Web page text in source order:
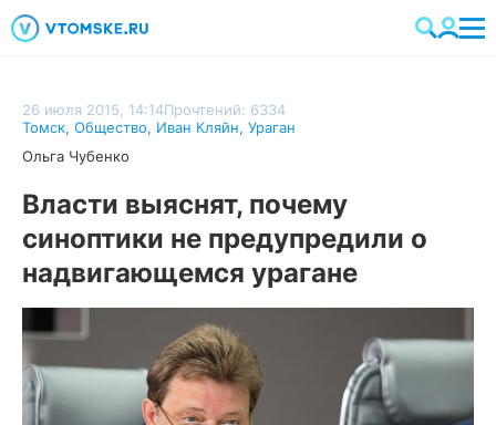
26 июля 2015, 14:14Прочтений: 6334
Томск, Общество, Иван Кляйн, Ураган
Ольга Чубенко
Власти выяснят, почему
синоптики не предупредили о
надвигающемся урагане